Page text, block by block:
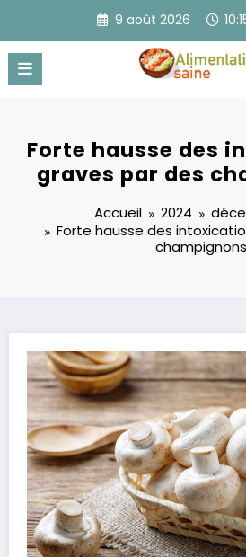
contenu
9 août 2026
Forte hausse des
graves par des
Accueil 2024
Forte hausse des
champignons